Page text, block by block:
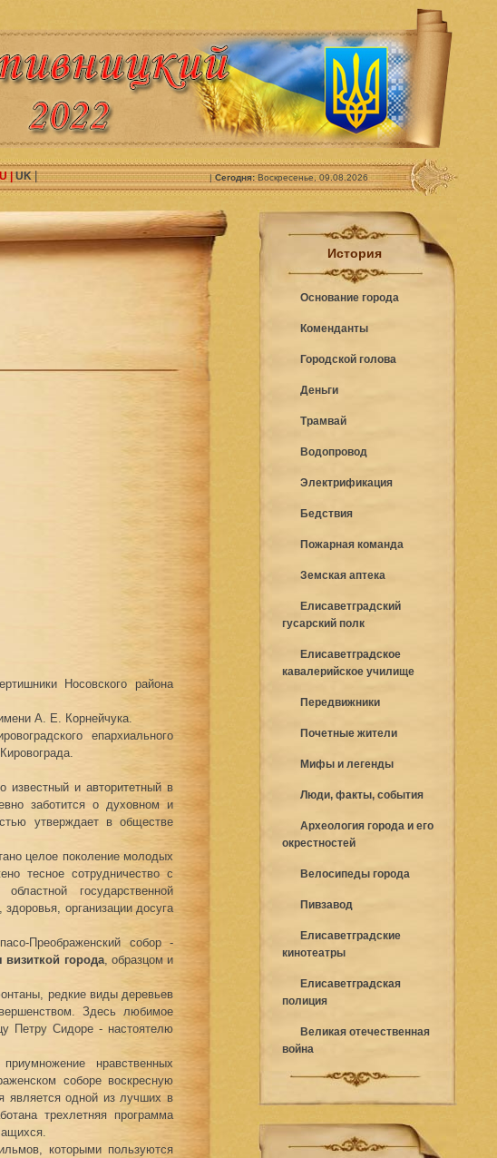
|UK| |Сегодня:Воскресенье, 09.08.2026
Носовского района
А. Е. Корнейчука.
епархиального
известный и авторитетный в
заботится о духовном и
утверждает в обществе
целое поколение молодых
тесное сотрудничество с
государственной
организации досуга
Преображенский собор -
визиткой города, образцом и
редкие виды деревьев
Здесь любимое
Петру Сидоре - настоятелю
нравственных
соборе воскресную
является одной из лучших в
трехлетняя программа
которыми пользуются
История
Основание города
Коменданты
Городской голова
Деньги
Трамвай
Водопровод
Электрификация
Бедствия
Пожарная команда
Земская аптека
Елисаветградский
гусарский полк
Елисаветградское
кавалерийское училище
Передвижники
Почетные жители
Мифы и легенды
Люди, факты, события
Археология города и его
окрестностей
Велосипеды города
Пивзавод
Елисаветградские
кинотеатры
Елисаветградская
полиция
Великая отечественная
война